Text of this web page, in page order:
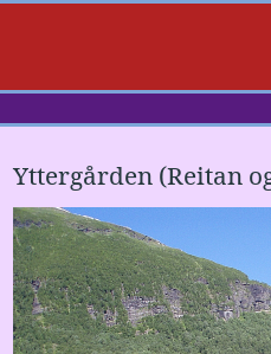
Yttergården (Reitan